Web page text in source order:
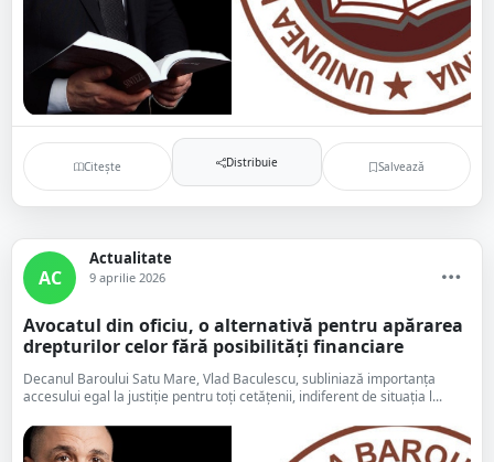
Citește Distribuie Salvează
AC
Actualitate
9 aprilie 2026
Avocatul din oficiu, o alternativă pentru apărarea
drepturilor celor fără posibilități financiare
Decanul Baroului Satu Mare, Vlad Baculescu, subliniază importanța
accesului egal la justiție pentru toți cetățenii, indiferent de situația l...